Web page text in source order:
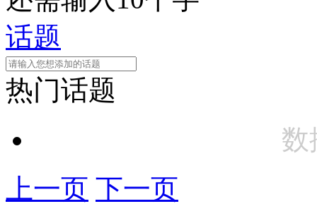
话题
热门话题
数
上一页 下一页